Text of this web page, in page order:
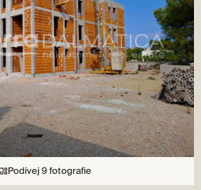
Podívej 9 fotografie